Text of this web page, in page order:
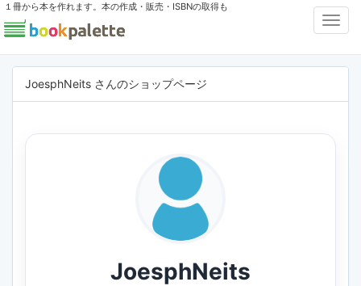
１冊から本を作れます。本の作成・販売・ISBNの取得も
JoesphNeits さんのショップページ
JoesphNeits